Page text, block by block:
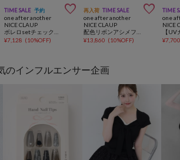
TIME SALE 予約 
one after another
NICE CLAUP
¥7,128 (10%OFF)
再入荷 TIME SALE 
one after another
NICE CLAUP
¥13,860 (10%OFF)
TIME
one
NICE
¥
のインフルエンサー企画